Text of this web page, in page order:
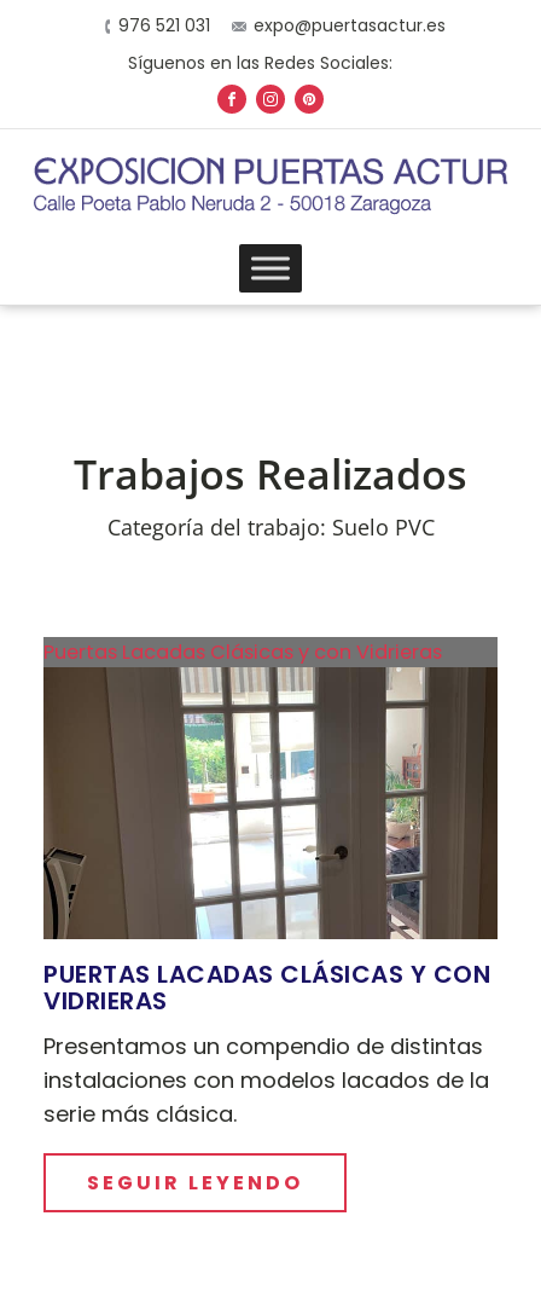
976 521 031
expo@puertasactur.es
Síguenos en las Redes Sociales:
Trabajos Realizados
Categoría del trabajo: Suelo PVC
Puertas Lacadas Clásicas y con Vidrieras
PUERTAS LACADAS CLÁSICAS Y CON
VIDRIERAS
Presentamos un compendio de distintas
instalaciones con modelos lacados de la
serie más clásica.
SEGUIR LEYENDO